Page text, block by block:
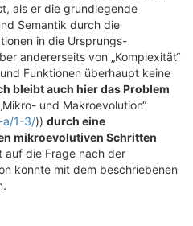
als er die grundlegende
Semantik durch die
in die Ursprungs-
andererseits von „Komplexität“
Funktionen überhaupt keine
bleibt auch hier das Problem
und Makroevolution“
a/1-3/)) durch eine
mikroevolutiven Schritten
auf die Frage nach der
konnte mit dem beschriebenen